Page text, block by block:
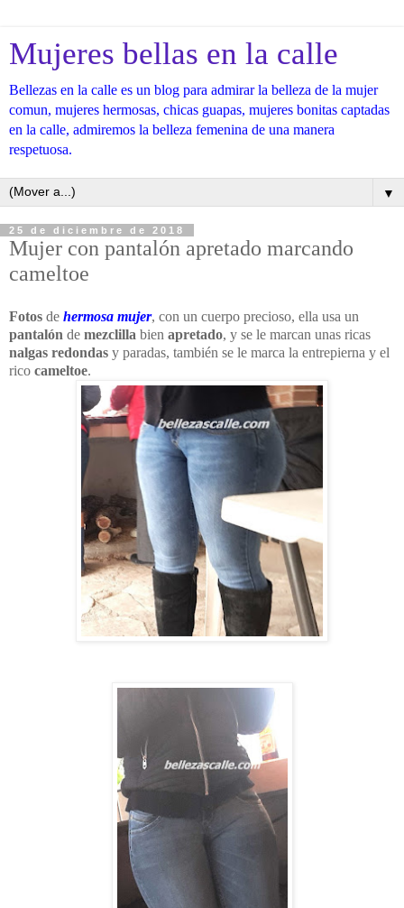
Mujeres bellas en la calle
Bellezas en la calle es un blog para admirar la belleza de la mujer
comun, mujeres hermosas, chicas guapas, mujeres bonitas captadas
en la calle, admiremos la belleza femenina de una manera
respetuosa.
▼
25 de diciembre de 2018
Mujer con pantalón apretado marcando
cameltoe
Fotos de hermosa mujer, con un cuerpo precioso, ella usa un
pantalón de mezclilla bien apretado, y se le marcan unas ricas
nalgas redondas y paradas, también se le marca la entrepierna y el
rico cameltoe.